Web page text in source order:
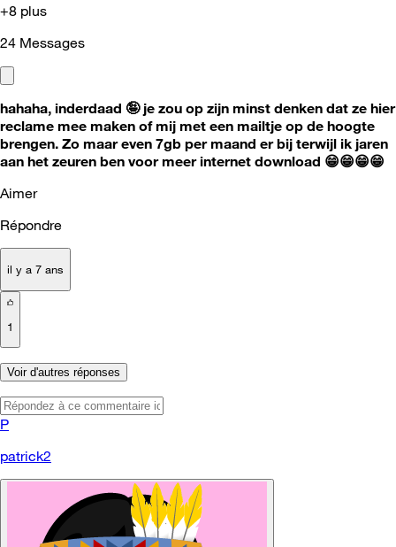
+8 plus
24 Messages
hahaha, inderdaad 🤪 je zou op zijn minst denken dat ze hier
reclame mee maken of mij met een mailtje op de hoogte
brengen. Zo maar even 7gb per maand er bij terwijl ik jaren
aan het zeuren ben voor meer internet download 😁😁😁😁
Aimer
Répondre
il y a 7 ans
1
Voir d'autres réponses
P
patrick2